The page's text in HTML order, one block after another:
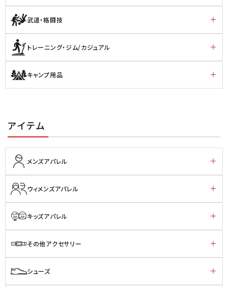
武道・格闘技
トレーニング・ジム/カジュアル
キャンプ用品
アイテム
メンズアパレル
ウィメンズアパレル
キッズアパレル
その他アクセサリー
シューズ